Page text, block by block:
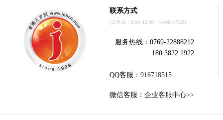
联系方式
(工作日：9:00~12:00、14:00~17:30)
服务热线：0769-22888212
180 3822 1922
QQ客服： 916718515
微信客服： 企业客服中心>>